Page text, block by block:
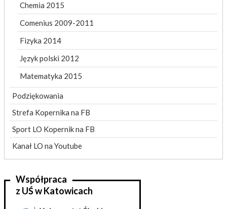
Chemia 2015
Comenius 2009-2011
Fizyka 2014
Język polski 2012
Matematyka 2015
Podziękowania
Strefa Kopernika na FB
Sport LO Kopernik na FB
Kanał LO na Youtube
Współpraca
z UŚ w Katowicach